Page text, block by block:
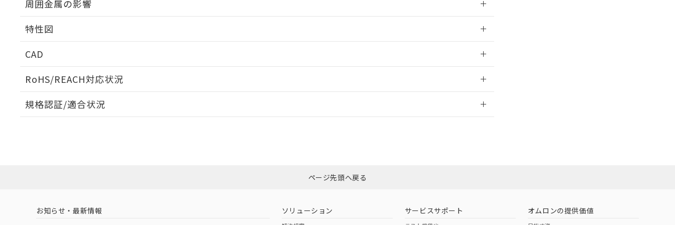
周囲金属の影響
特性図
CAD
RoHS/REACH対応状況
EU RoHS 注意事項・凡例
ダウンロードはこちら
中国 RoHS 注意事項・凡例
規格認証/適合状況
（イギリス
（ノルウェー
（日本
（アメリカ
ページ先頭へ戻る
お知らせ・最新情報 ソリューション サービスサポート オムロンの提供価値